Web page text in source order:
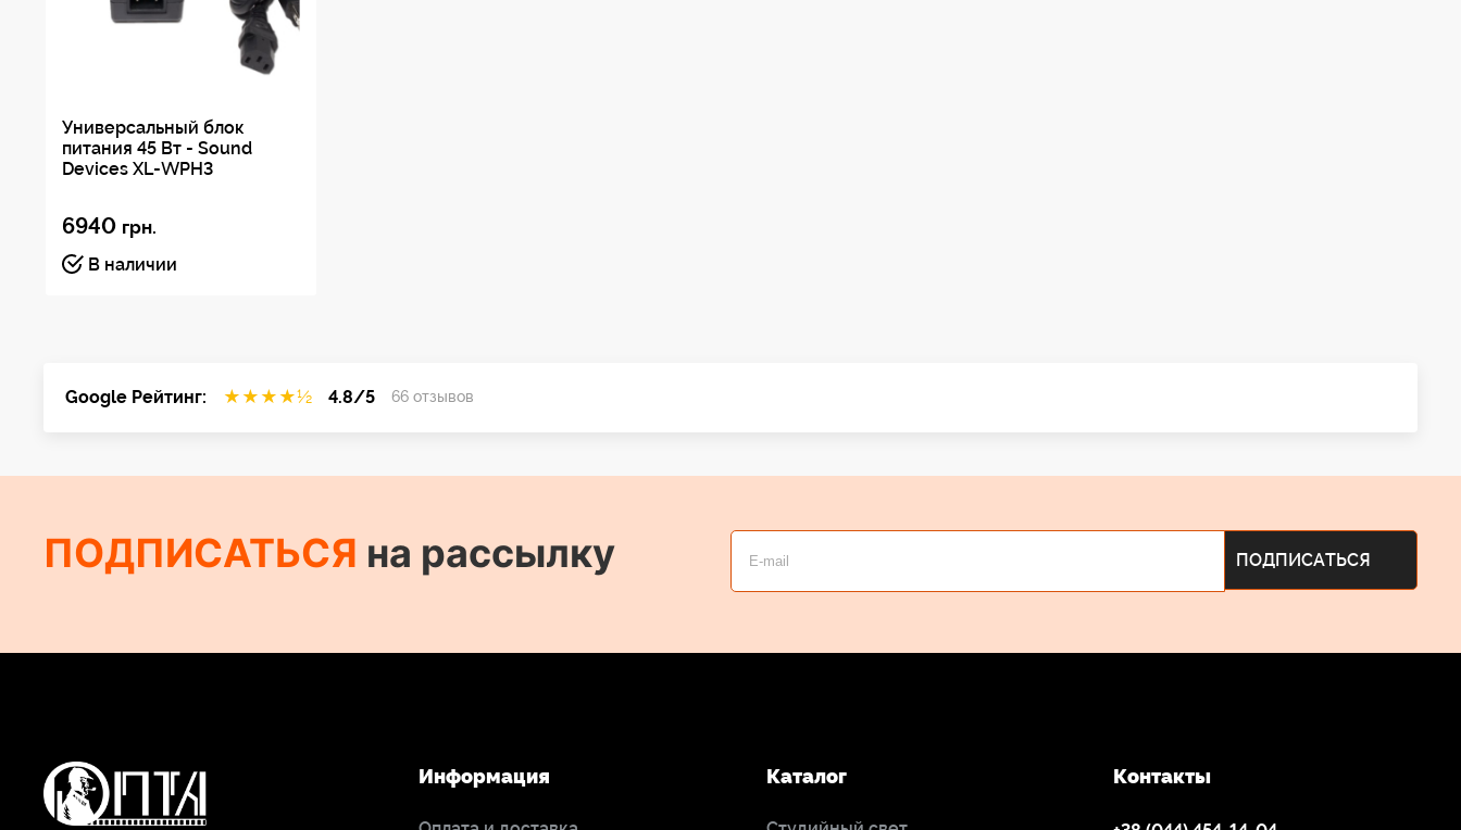
Универсальный блок
питания 45 Вт - Sound
Devices XL-WPH3
6940 грн.
В наличии
Google Рейтинг: ★ ★ ★ ★½ 4.8/5 66 отзывов
ПОДПИСАТЬСЯ на рассылку
Информация Каталог Контакты